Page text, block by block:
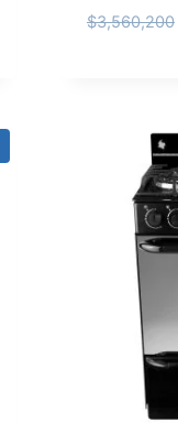
$3,560,200